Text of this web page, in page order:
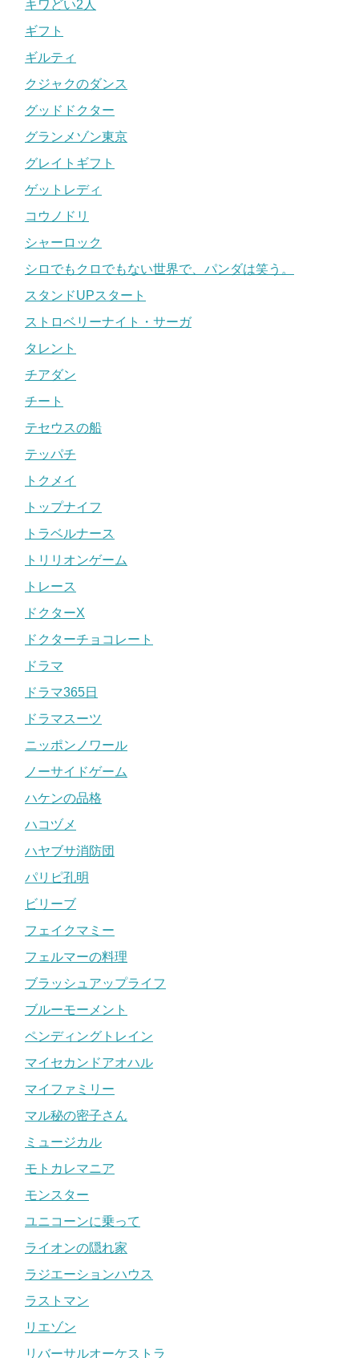
キワどい2人
ギフト
ギルティ
クジャクのダンス
グッドドクター
グランメゾン東京
グレイトギフト
ゲットレディ
コウノドリ
シャーロック
シロでもクロでもない世界で、パンダは笑う。
スタンドUPスタート
ストロベリーナイト・サーガ
タレント
チアダン
チート
テセウスの船
テッパチ
トクメイ
トップナイフ
トラベルナース
トリリオンゲーム
トレース
ドクターX
ドクターチョコレート
ドラマ
ドラマ365日
ドラマスーツ
ニッポンノワール
ノーサイドゲーム
ハケンの品格
ハコヅメ
ハヤブサ消防団
パリピ孔明
ビリーブ
フェイクマミー
フェルマーの料理
ブラッシュアップライフ
ブルーモーメント
ペンディングトレイン
マイセカンドアオハル
マイファミリー
マル秘の密子さん
ミュージカル
モトカレマニア
モンスター
ユニコーンに乗って
ライオンの隠れ家
ラジエーションハウス
ラストマン
リエゾン
リバーサルオーケストラ